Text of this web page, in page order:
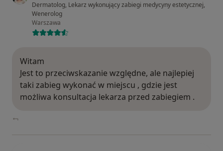
Dermatolog, Lekarz wykonujący zabiegi medycyny estetycznej,
Wenerolog
Warszawa
Witam
Jest to przeciwskazanie względne, ale najlepiej
taki zabieg wykonać w miejscu , gdzie jest
możliwa konsultacja lekarza przed zabiegiem .